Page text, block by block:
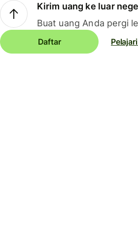
Kirim uang ke luar
Buat uang Anda pergi
Daftar